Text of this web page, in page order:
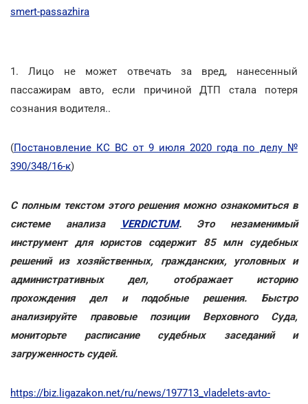
smert-passazhira
1. Лицо не может отвечать за вред, нанесенный
пассажирам авто, если причиной ДТП стала потеря
сознания водителя..
(Постановление КС ВС от 9 июля 2020 года по делу №
390/348/16-к)
С полным текстом этого решения можно ознакомиться в
системе анализа
VERDICTUM. Это незаменимый
инструмент для юристов содержит 85 млн судебных
решений из хозяйственных, гражданских, уголовных и
административных дел, отображает историю
прохождения дел и подобные решения. Быстро
анализируйте правовые позиции Верховного Суда,
мониторьте расписание судебных заседаний и
загруженность судей.
https://biz.ligazakon.net/ru/news/197713_vladelets-avto-